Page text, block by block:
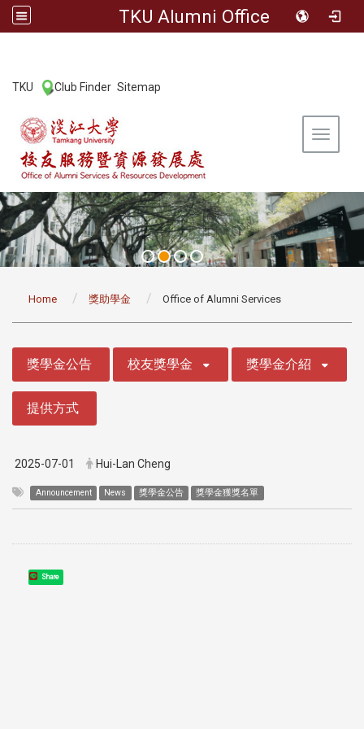
TKU Alumni Office
TKU Club Finder Sitemap
Toggle
Home 獎助學金 Office of Alumni Services
獎學金公告 校友獎學金 獎學金介紹
提供方式
2025-07-01 Hui-Lan Cheng
Announcement News 獎學金公告 獎學金獲獎名單
Share